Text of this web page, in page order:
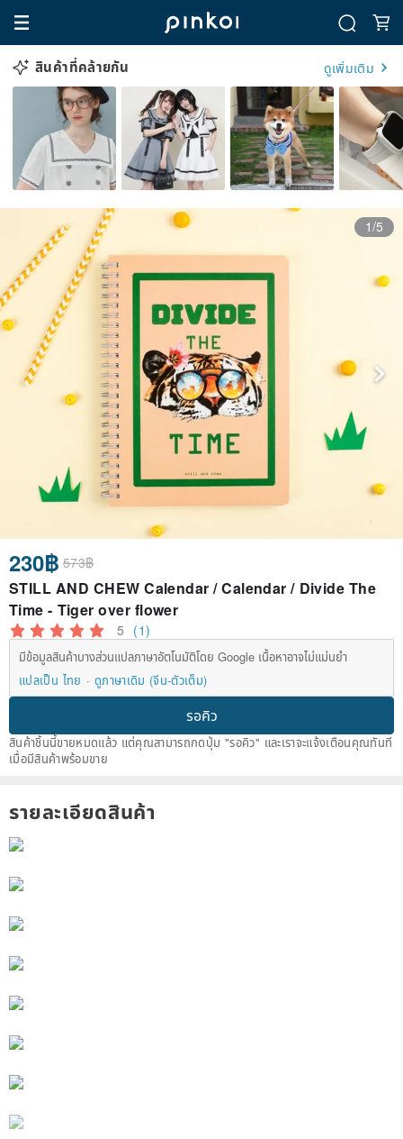
สินค้าที่คล้ายกัน ดูเพิ่มเติม
1/5
230฿ 573฿
STILL AND CHEW Calendar / Calendar / Divide The
Time - Tiger over flower
5 (1)
มีข้อมูลสินค้าบางส่วนแปลภาษาอัตโนมัติโดย Google เนื้อหาอาจไม่แม่นยำ
แปลเป็น ไทย
ดูภาษาเดิม (จีน-ตัวเต็ม)
รอคิว
สินค้าชิ้นนี้ขายหมดแล้ว แต่คุณสามารถกดปุ่ม "รอคิว" และเราจะแจ้งเตือนคุณทันที
เมื่อมีสินค้าพร้อมขาย
รายละเอียดสินค้า